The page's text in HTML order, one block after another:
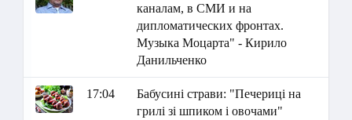
каналам, в СМИ и на
дипломатических фронтах.
Музыка Моцарта" - Кирило
Данильченко
17:04
Бабусині страви: "Печериці на
грилі зі шпиком і овочами"